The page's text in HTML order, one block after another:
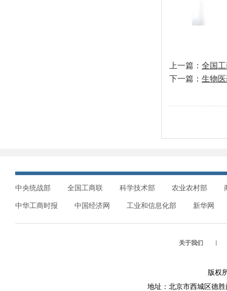
上一篇： 全国
下一篇： 生物
中央统战部 全国工商联 科学技术部 农业农村部
中华工商时报 中国经济网 工业和信息化部 新华网
关于我们 ︱
版权
地址：北京市西城区德